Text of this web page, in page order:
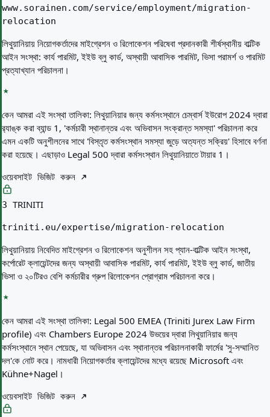
www.sorainen.com/service/employment/migration-
relocation
লিথুয়ানিয়ায় নিয়োগকর্তাদের মাইগ্রেশন ও রিলোকেশন পরিষেবা প্রদানকারী শীর্ষস্থানীয় বাল্টিক
আইন সংস্থা: কার্য পারমিট, ইইউ ব্লু কার্ড, অস্থায়ী আবাসিক পারমিট, ভিসা পরামর্শ ও পারমিট
প্রত্যাখ্যান পরিচালনা।
কেন আমরা এই সংস্থা তালিকা: লিথুয়ানিয়ার জন্য কর্মসংস্থানে চেম্বার্স ইউরোপ 2024 দ্বারা
র‌্যাঙ্ক করা ব্যান্ড 1, 'কর্মচারী স্থানান্তর এবং অভিবাসন সংক্রান্ত সমস্যা' পরিচালনা করে
এমন একটি অনুশীলনের সাথে 'বিস্তৃত কর্মসংস্থান সমস্যা জুড়ে অত্যন্ত সক্রিয়' হিসাবে বর্ণনা
করা হয়েছে। এছাড়াও Legal 500 দ্বারা কর্মসংস্থান লিথুয়ানিয়াতে টায়ার 1।
ওয়েবসাইট ভিজিট করুন
3 TRINITI
triniti.eu/expertise/migration-relocation
লিথুয়ানিয়ায় নিবেদিত মাইগ্রেশন ও রিলোকেশন অনুশীলন সহ প্যান-বাল্টিক আইন সংস্থা,
কর্পোরেট ক্লায়েন্টদের জন্য অস্থায়ী আবাসিক পারমিট, কার্য পারমিট, ইইউ ব্লু কার্ড, জাতীয়
ভিসা ও ২০টিরও বেশি কর্মচারীর গ্রুপ রিলোকেশন প্রোগ্রাম পরিচালনা করে।
কেন আমরা এই সংস্থা তালিকা: Legal 500 EMEA (Triniti Jurex Law Firm
profile) এবং Chambers Europe 2024 উভয়ের দ্বারা লিথুয়ানিয়ার জন্য
কর্মসংস্থানে স্থান পেয়েছে, যা অভিবাসন এবং স্থানান্তর পরিচালনাকারী ফার্মের 'সু-সম্মানিত
দল'কে নোট করে। নামধারী নিয়োগকর্তার ক্লায়েন্টদের মধ্যে রয়েছে Microsoft এবং
Kühne+Nagel।
ওয়েবসাইট ভিজিট করুন